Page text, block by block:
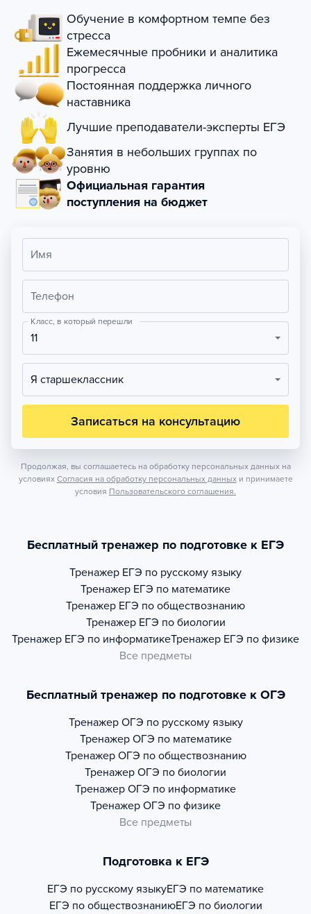
Обучение в комфортном темпе без
стресса
Ежемесячные пробники и аналитика
прогресса
Постоянная поддержка личного
наставника
Лучшие преподаватели-эксперты ЕГЭ
Занятия в небольших группах по
уровню
Официальная гарантия
поступления на бюджет
Имя
Телефон
Класс, в который перешли
11
Я старшеклассник
Записаться на консультацию
Продолжая, вы соглашаетесь на обработку персональных данных на
условиях Согласия на обработку персональных данных и принимаете
условия Пользовательского соглашения.
Бесплатный тренажер по подготовке к ЕГЭ
Тренажер ЕГЭ по русскому языку
Тренажер ЕГЭ по математике
Тренажер ЕГЭ по обществознанию
Тренажер ЕГЭ по биологии
Тренажер ЕГЭ по информатикеТренажер ЕГЭ по физике
Все предметы
Бесплатный тренажер по подготовке к ОГЭ
Тренажер ОГЭ по русскому языку
Тренажер ОГЭ по математике
Тренажер ОГЭ по обществознанию
Тренажер ОГЭ по биологии
Тренажер ОГЭ по информатике
Тренажер ОГЭ по физике
Все предметы
Подготовка к ЕГЭ
ЕГЭ по русскому языкуЕГЭ по математике
ЕГЭ по обществознаниюЕГЭ по биологии